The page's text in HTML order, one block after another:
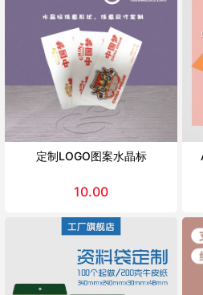
定制LOGO图案水晶标
10.00